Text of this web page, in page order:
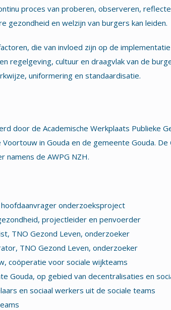
proces van proberen, observeren,
en welzijn van burgers kan leiden.
die van invloed zijn op de
regelgeving, cultuur en draagvlak van de
uniformering en standaardisatie.
door de Academische Werkplaats Publieke
in Gouda en de gemeente Gouda. De
de AWPG NZH.
onderzoeksproject
projectleider en penvoerder
TNO Gezond Leven, onderzoeker
TNO Gezond Leven, onderzoeker
coöperatie voor sociale wijkteams
Gouda, op gebied van decentralisaties en
en sociaal werkers uit de sociale teams